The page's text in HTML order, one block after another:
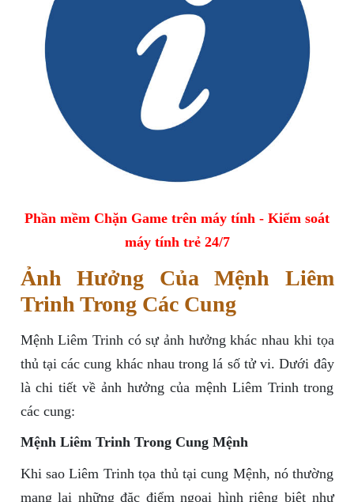
Phần mềm Chặn Game trên máy tính - Kiểm soát
máy tính trẻ 24/7
Ảnh Hưởng Của Mệnh Liêm
Trinh Trong Các Cung
Mệnh Liêm Trinh có sự ảnh hưởng khác nhau khi tọa
thủ tại các cung khác nhau trong lá số tử vi. Dưới đây
là chi tiết về ảnh hưởng của mệnh Liêm Trinh trong
các cung:
Mệnh Liêm Trinh Trong Cung Mệnh
Khi sao Liêm Trinh tọa thủ tại cung Mệnh, nó thường
mang lại những đặc điểm ngoại hình riêng biệt như